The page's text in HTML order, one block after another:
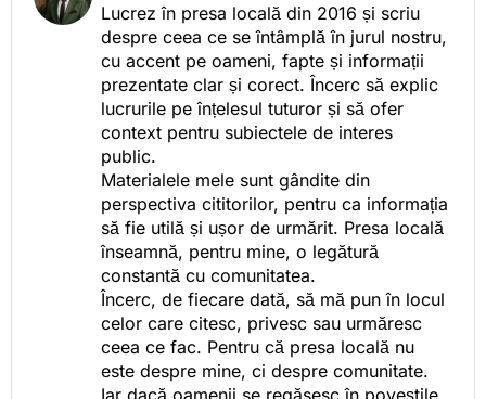
Lucrez în presa locală din 2016 și scriu
despre ceea ce se întâmplă în jurul nostru,
cu accent pe oameni, fapte și informații
prezentate clar și corect. Încerc să explic
lucrurile pe înțelesul tuturor și să ofer
context pentru subiectele de interes
public.
Materialele mele sunt gândite din
perspectiva cititorilor, pentru ca informația
să fie utilă și ușor de urmărit. Presa locală
înseamnă, pentru mine, o legătură
constantă cu comunitatea.
Încerc, de fiecare dată, să mă pun în locul
celor care citesc, privesc sau urmăresc
ceea ce fac. Pentru că presa locală nu
este despre mine, ci despre comunitate.
Iar dacă oamenii se regăsesc în poveștile